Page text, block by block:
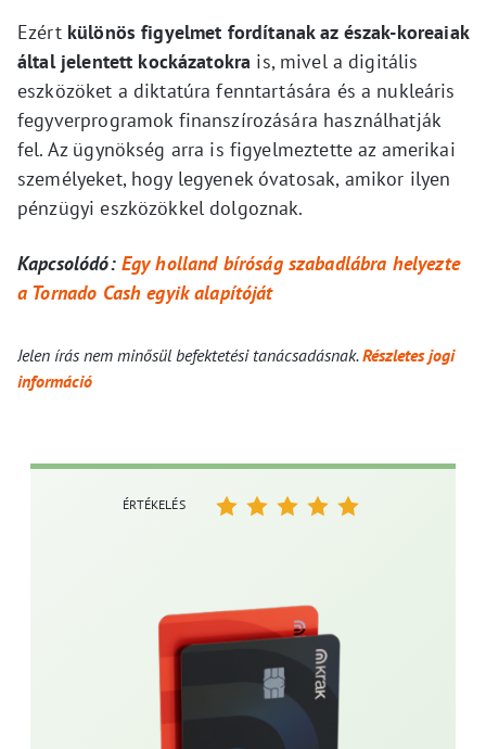
Ezért különös figyelmet fordítanak az észak-koreaiak
által jelentett kockázatokra is, mivel a digitális
eszközöket a diktatúra fenntartására és a nukleáris
fegyverprogramok finanszírozására használhatják
fel. Az ügynökség arra is figyelmeztette az amerikai
személyeket, hogy legyenek óvatosak, amikor ilyen
pénzügyi eszközökkel dolgoznak.
Kapcsolódó:Egy holland bíróság szabadlábra helyezte
a Tornado Cash egyik alapítóját
Jelen írás nem minősül befektetési tanácsadásnak.Részletes jogi
információ
ÉRTÉKELÉS